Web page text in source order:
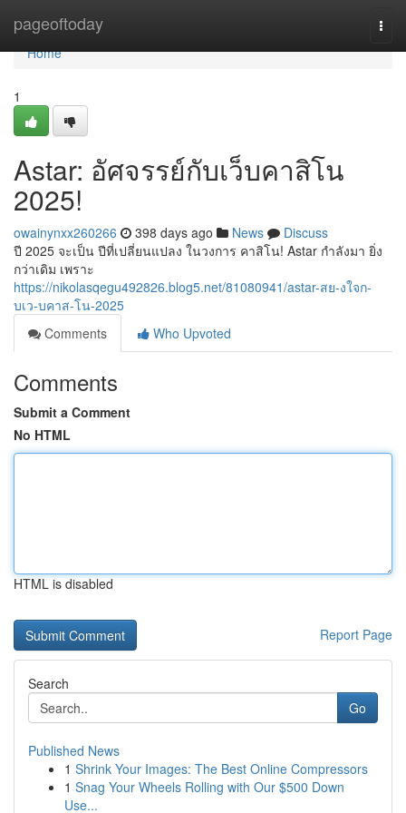
pageoftoday
Home
Home
1
Astar: อัศจรรย์กับเว็บคาสิโน
2025!
owainynxx260266 398 days ago News
Discuss
ปี 2025 จะเป็น ปีที่เปลี่ยนแปลง ในวงการ คาสิโน! Astar กำลังมา ยิ่ง
กว่าเดิม เพราะ
https://nikolasqegu492826.blog5.net/81080941/astar-สย-งใจก-
บเว-บคาส-โน-2025
Comments
Who Upvoted
Comments
Submit a Comment
No HTML
HTML is disabled
Report Page
Search
Go
Published News
1 Shrink Your Images: The Best Online Compressors
1 Snag Your Wheels Rolling with Our $500 Down
Use...